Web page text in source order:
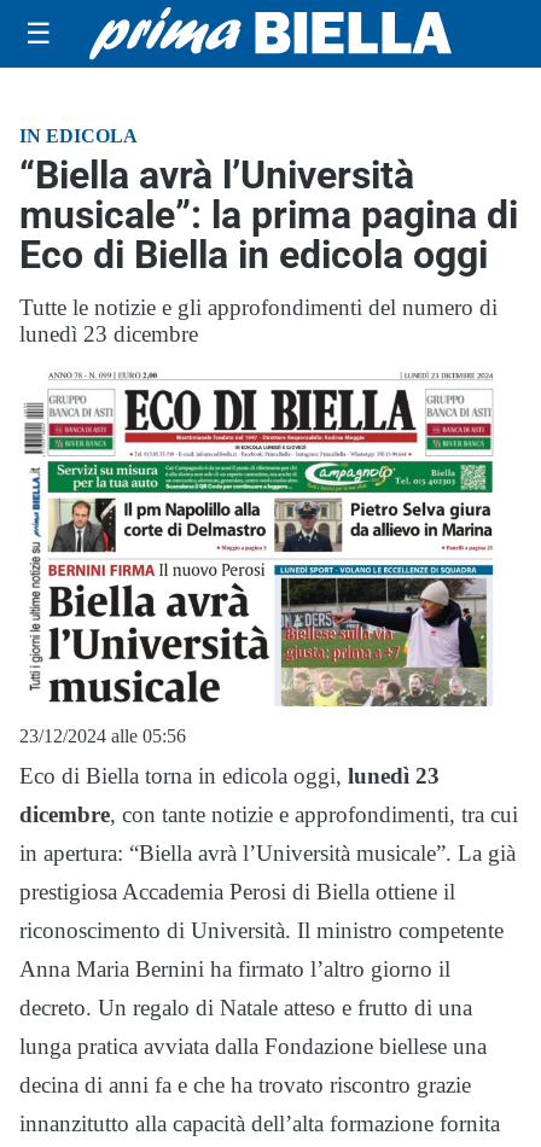
☰
IN EDICOLA
“Biella avrà l’Università
musicale”: la prima pagina di
Eco di Biella in edicola oggi
Tutte le notizie e gli approfondimenti del numero di
lunedì 23 dicembre
23/12/2024 alle 05:56
Eco di Biella torna in edicola oggi, lunedì 23
dicembre, con tante notizie e approfondimenti, tra cui
in apertura: “Biella avrà l’Università musicale”. La già
prestigiosa Accademia Perosi di Biella ottiene il
riconoscimento di Università. Il ministro competente
Anna Maria Bernini ha firmato l’altro giorno il
decreto. Un regalo di Natale atteso e frutto di una
lunga pratica avviata dalla Fondazione biellese una
decina di anni fa e che ha trovato riscontro grazie
innanzitutto alla capacità dell’alta formazione fornita